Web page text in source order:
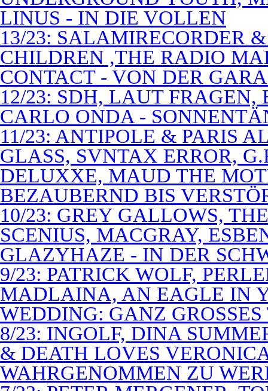
LINUS - IN DIE VOLLEN
13/23: SALAMIRECORDER
CHILDREN ,THE RADIO
CONTACT - VON DER
12/23: SDH, LAUT
CARLO ONDA -
11/23: ANTIPOLE & PARIS
GLASS, SVNTAX ERROR,
DELUXXE, MAUD THE
BEZAUBERND BIS
10/23: GREY GALLOWS,
SCENIUS, MACGRAY,
GLAZYHAZE - IN DER
9/23: PATRICK WOLF,
MADLAINA, AN EAGLE IN
WEDDING: GANZ
8/23: INGOLF, DINA
& DEATH LOVES
WAHRGENOMMEN ZU